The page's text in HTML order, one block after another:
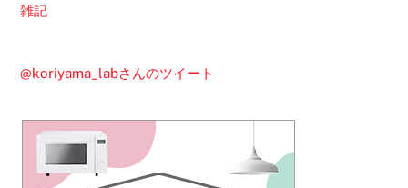
雑記
@koriyama_labさんのツイート